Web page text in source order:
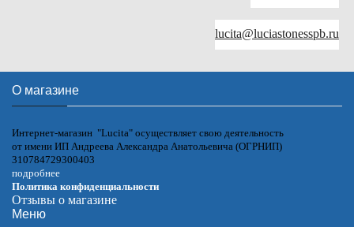
lucita@luciastonesspb.ru
О магазине
Интернет-магазин "Lucita" осуществляет свою деятельность
от имени ИП Андреева Александра Анатольевича (ОГРНИП)
310784729300403
подробнее
Политика конфиденциальности
Отзывы о магазине
Меню